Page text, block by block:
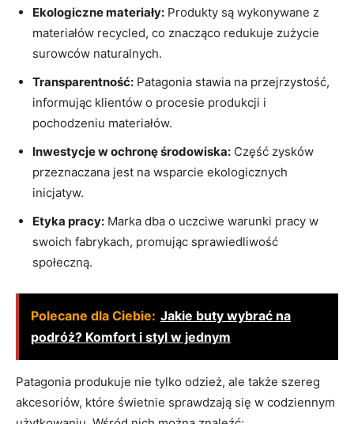
Ekologiczne materiały: Produkty są wykonywane z
materiałów recycled, co znacząco redukuje zużycie
surowców naturalnych.
Transparentność: Patagonia stawia na przejrzystość,
informując klientów o procesie produkcji i
pochodzeniu materiałów.
Inwestycje w ochronę środowiska: Część zysków
przeznaczana jest na wsparcie ekologicznych
inicjatyw.
Etyka pracy: Marka dba o uczciwe warunki pracy w
swoich fabrykach, promując sprawiedliwość
społeczną.
Polecane dla Ciebie: Jakie buty wybrać na
podróż? Komfort i styl w jednym
Patagonia produkuje nie tylko odzież, ale także szereg
akcesoriów, które świetnie sprawdzają się w codziennym